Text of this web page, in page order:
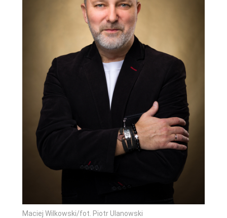
Maciej Wilkowski/fot. Piotr Ulanowski